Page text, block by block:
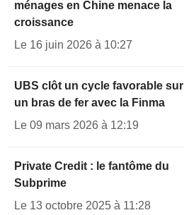
ménages en Chine menace la
croissance
Le 16 juin 2026 à 10:27
UBS clôt un cycle favorable sur
un bras de fer avec la Finma
Le 09 mars 2026 à 12:19
Private Credit : le fantôme du
Subprime
Le 13 octobre 2025 à 11:28